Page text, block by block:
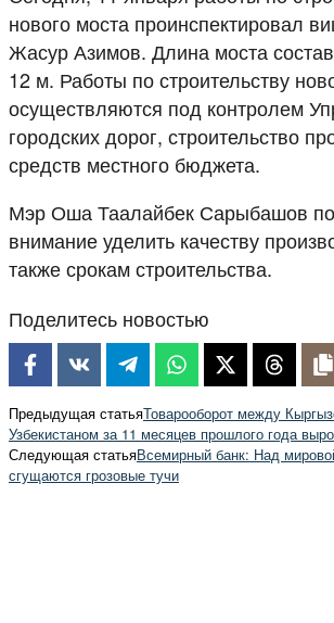
нового моста проинспектировал
Жасур Азимов. Длина моста
12 м. Работы по строительству
осуществляются под контролем
городских дорог, строительство
средств местного бюджета.
Мэр Оша Таалайбек Сарыбашов
внимание уделить качеству
также срокам строительства.
Поделитесь новостью
Предыдущая статьяТоварооборот между
Узбекистаном за 11 месяцев прошлого года
Следующая статьяВсемирный банк: Над
сгущаются грозовые тучи